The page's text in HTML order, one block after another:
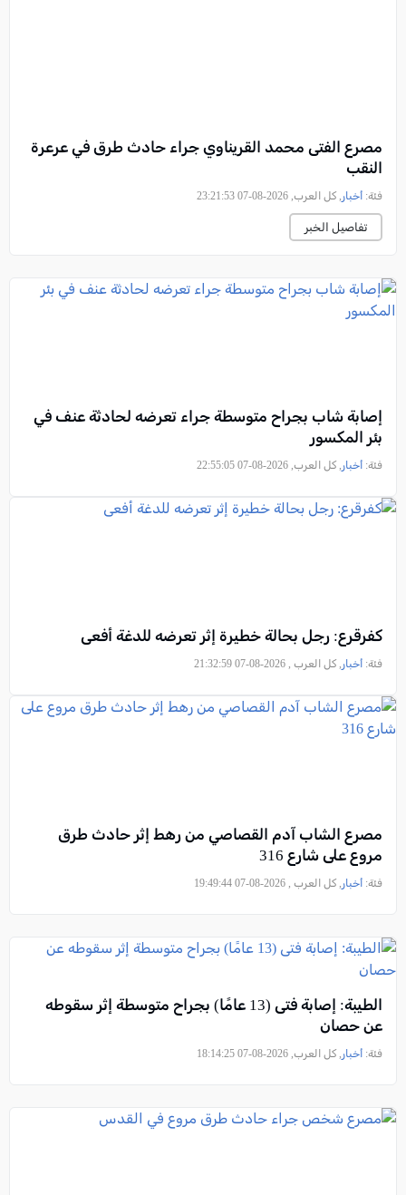
مصرع الفتى محمد القريناوي جراء حادث طرق في عرعرة
النقب
فئة: أخبار , كل العرب, 2026-08-07 23:21:53
تفاصيل الخبر
إصابة شاب بجراح متوسطة جراء تعرضه لحادثة عنف في
بئر المكسور
فئة: أخبار , كل العرب, 2026-08-07 22:55:05
كفرقرع: رجل بحالة خطيرة إثر تعرضه للدغة أفعى
فئة: أخبار , كل العرب , 2026-08-07 21:32:59
مصرع الشاب آدم القصاصي من رهط إثر حادث طرق
مروع على شارع 316
فئة: أخبار , كل العرب , 2026-08-07 19:49:44
الطيبة: إصابة فتى (13 عامًا) بجراح متوسطة إثر سقوطه
عن حصان
فئة: أخبار , كل العرب, 2026-08-07 18:14:25